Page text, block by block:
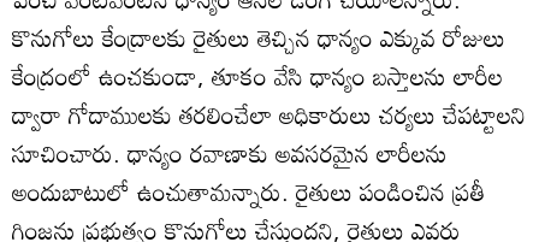
కొనుగోలు కేంద్రాలకు రైతులు తెచ్చిన ధాన్యం ఎక్కువ రోజులు
కేంద్రంలో ఉంచకుండా, తూకం వేసి ధాన్యం బస్తాలను లారీల
ద్వారా గోదాములకు తరలించేలా అధికారులు చర్యలు చేపట్టాలని
సూచించారు. ధాన్యం రవాణాకు అవసరమైన లారీలను
అందుబాటులో ఉంచుతామన్నారు. రైతులు పండించిన ప్రతీ
గింజను ప్రభుత్వం కొనుగోలు చేస్తుందని, రైతులు ఎవరు